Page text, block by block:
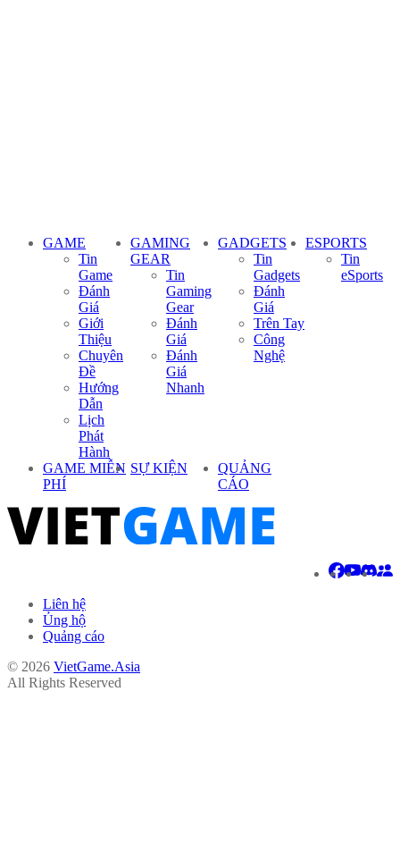
GAME
Tin
Game
Đánh
Giá
Giới
Thiệu
Chuyên
Đề
Hướng
Dẫn
Lịch
Phát
Hành
GAMING
GEAR
Tin
Gaming
Gear
Đánh
Giá
Đánh
Giá
Nhanh
GADGETS
Tin
Gadgets
Đánh
Giá
Trên Tay
Công
Nghệ
ESPORTS
Tin
eSports
GAME MIỄN
PHÍ
SỰ KIỆN
QUẢNG
CÁO
Liên hệ
Ủng hộ
Quảng cáo
© 2026 VietGame.Asia
All Rights Reserved